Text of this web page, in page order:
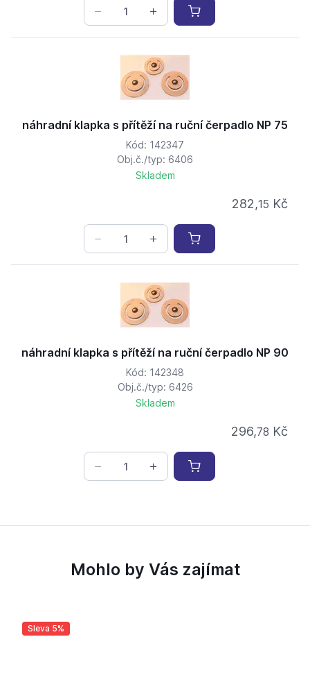
náhradní klapka s přítěží na ruční čerpadlo NP 75
Kód: 142347
Obj.č./typ: 6406
Skladem
282,15 Kč
náhradní klapka s přítěží na ruční čerpadlo NP 90
Kód: 142348
Obj.č./typ: 6426
Skladem
296,78 Kč
Mohlo by Vás zajímat
Sleva 5%